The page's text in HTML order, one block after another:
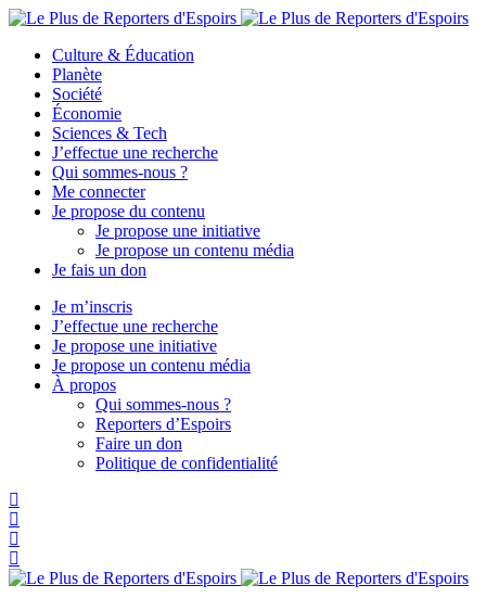
Culture & Éducation
Planète
Société
Économie
Sciences & Tech
J’effectue une recherche
Qui sommes-nous ?
Me connecter
Je propose du contenu
Je propose une initiative
Je propose un contenu média
Je fais un don
Je m’inscris
J’effectue une recherche
Je propose une initiative
Je propose un contenu média
À propos
Qui sommes-nous ?
Reporters d’Espoirs
Faire un don
Politique de confidentialité